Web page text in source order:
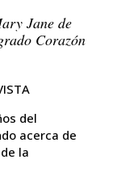
Jane de
Corazón
del
acerca de
la